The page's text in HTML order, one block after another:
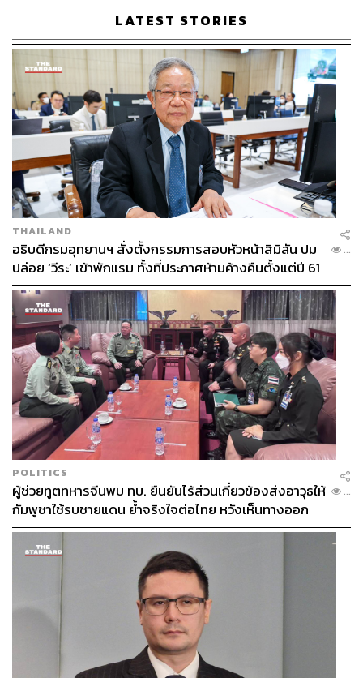
LATEST STORIES
THAILAND
อธิบดีกรมอุทยานฯ สั่งตั้งกรรมการสอบหัวหน้าสิมิลัน ปม
ปล่อย ‘วีระ’ เข้าพักแรม ทั้งที่ประกาศห้ามค้างคืนตั้งแต่ปี 61
...
POLITICS
ผู้ช่วยทูตทหารจีนพบ ทบ. ยืนยันไร้ส่วนเกี่ยวข้องส่งอาวุธให้
กัมพูชาใช้รบชายแดน ย้ำจริงใจต่อไทย หวังเห็นทางออก
สันติวิธี
...